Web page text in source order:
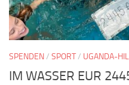
SPENDEN/ SPORT/ UGANDA-
IM WASSER EUR